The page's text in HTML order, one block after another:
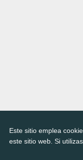
Este sitio emplea
este sitio web. Si